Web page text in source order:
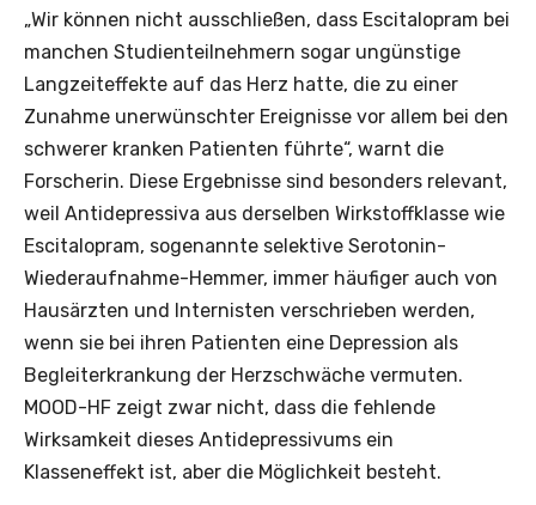
„Wir können nicht ausschließen, dass Escitalopram bei
manchen Studienteilnehmern sogar ungünstige
Langzeiteffekte auf das Herz hatte, die zu einer
Zunahme unerwünschter Ereignisse vor allem bei den
schwerer kranken Patienten führte“, warnt die
Forscherin. Diese Ergebnisse sind besonders relevant,
weil Antidepressiva aus derselben Wirkstoffklasse wie
Escitalopram, sogenannte selektive Serotonin-
Wiederaufnahme-Hemmer, immer häufiger auch von
Hausärzten und Internisten verschrieben werden,
wenn sie bei ihren Patienten eine Depression als
Begleiterkrankung der Herzschwäche vermuten.
MOOD-HF zeigt zwar nicht, dass die fehlende
Wirksamkeit dieses Antidepressivums ein
Klasseneffekt ist, aber die Möglichkeit besteht.